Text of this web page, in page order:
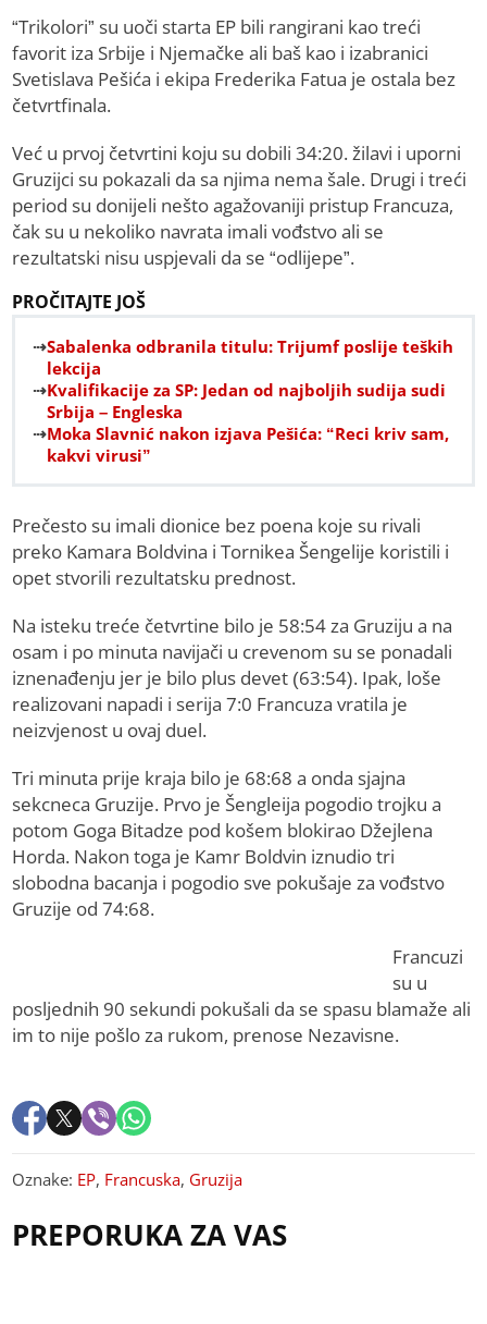
“Trikolori” su uoči starta EP bili rangirani kao treći
favorit iza Srbije i Njemačke ali baš kao i izabranici
Svetislava Pešića i ekipa Frederika Fatua je ostala bez
četvrtfinala.
Već u prvoj četvrtini koju su dobili 34:20. žilavi i uporni
Gruzijci su pokazali da sa njima nema šale. Drugi i treći
period su donijeli nešto agažovaniji pristup Francuza,
čak su u nekoliko navrata imali vođstvo ali se
rezultatski nisu uspjevali da se “odlijepe”.
PROČITAJTE JOŠ
Sabalenka odbranila titulu: Trijumf poslije teških
lekcija
Kvalifikacije za SP: Jedan od najboljih sudija sudi
Srbija – Engleska
Moka Slavnić nakon izjava Pešića: “Reci kriv sam,
kakvi virusi”
Prečesto su imali dionice bez poena koje su rivali
preko Kamara Boldvina i Tornikea Šengelije koristili i
opet stvorili rezultatsku prednost.
Na isteku treće četvrtine bilo je 58:54 za Gruziju a na
osam i po minuta navijači u crevenom su se ponadali
iznenađenju jer je bilo plus devet (63:54). Ipak, loše
realizovani napadi i serija 7:0 Francuza vratila je
neizvjenost u ovaj duel.
Tri minuta prije kraja bilo je 68:68 a onda sjajna
sekcneca Gruzije. Prvo je Šengleija pogodio trojku a
potom Goga Bitadze pod košem blokirao Džejlena
Horda. Nakon toga je Kamr Boldvin iznudio tri
slobodna bacanja i pogodio sve pokušaje za vođstvo
Gruzije od 74:68.
Francuzi
su u
posljednih 90 sekundi pokušali da se spasu blamaže ali
im to nije pošlo za rukom, prenose Nezavisne.
Oznake: EP, Francuska, Gruzija
PREPORUKA ZA VAS